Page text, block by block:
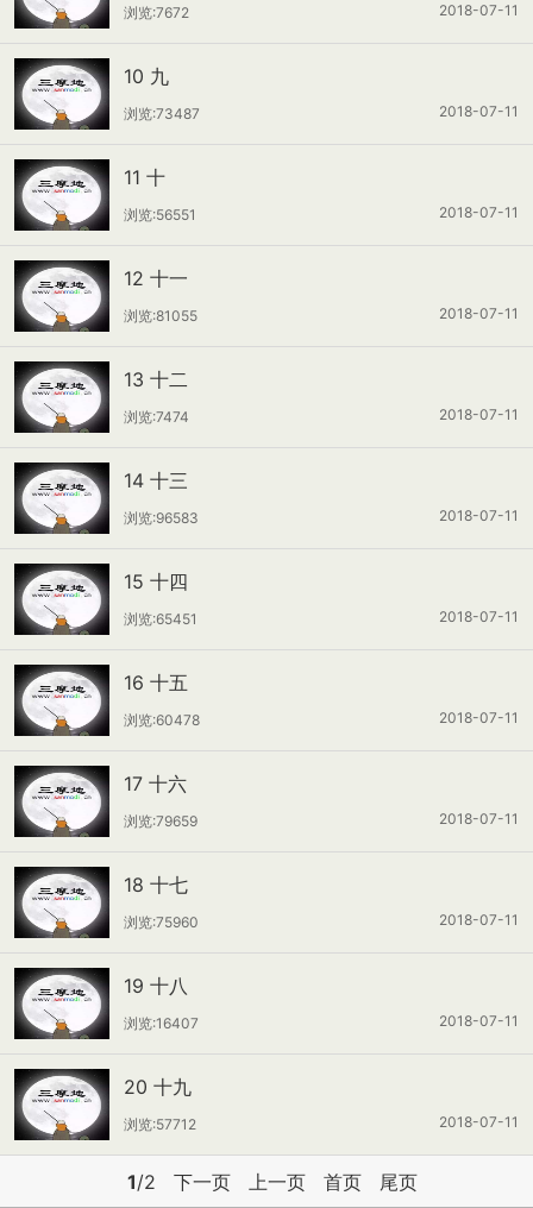
2018-07-11
浏览:7672
10 九
2018-07-11
浏览:73487
11 十
2018-07-11
浏览:56551
12 十一
2018-07-11
浏览:81055
13 十二
2018-07-11
浏览:7474
14 十三
2018-07-11
浏览:96583
15 十四
2018-07-11
浏览:65451
16 十五
2018-07-11
浏览:60478
17 十六
2018-07-11
浏览:79659
18 十七
2018-07-11
浏览:75960
19 十八
2018-07-11
浏览:16407
20 十九
2018-07-11
浏览:57712
1/2 下一页 上一页 首页 尾页